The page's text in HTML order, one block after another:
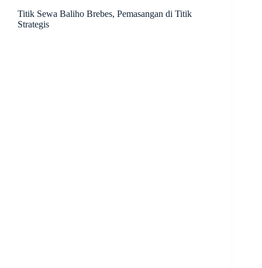
Titik Sewa Baliho Brebes, Pemasangan di Titik
Strategis